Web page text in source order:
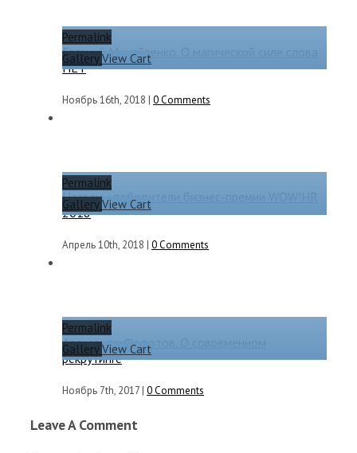
Permalink
GalleryView Cart
Евгений Михайленко. О магической силе слова
НЕТ
Ноябрь 16th, 2018 | 0 Comments
Permalink
GalleryView Cart
Названы победители бизнес-премии WOW!HR
2018
Апрель 10th, 2018 | 0 Comments
Permalink
GalleryView Cart
Александр Федотов. О современном
рекрутинге
Ноябрь 7th, 2017 | 0 Comments
Leave A Comment